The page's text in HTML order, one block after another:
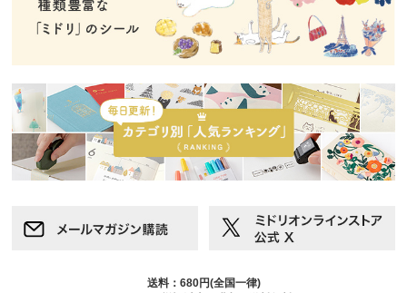
送料：680円(全国一律)